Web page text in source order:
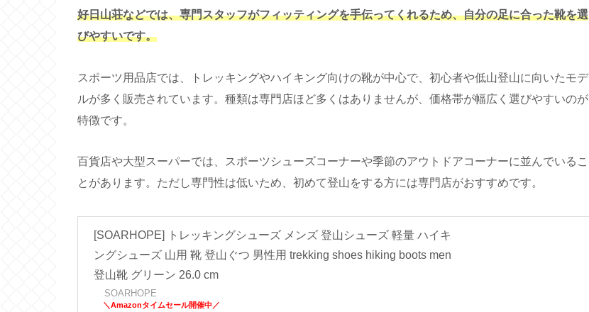
好日山荘などでは、専門スタッフがフィッティングを手伝ってくれるため、自分の足に合った靴を選
びやすいです。
スポーツ用品店では、トレッキングやハイキング向けの靴が中心で、初心者や低山登山に向いたモデ
ルが多く販売されています。種類は専門店ほど多くはありませんが、価格帯が幅広く選びやすいのが
特徴です。
百貨店や大型スーパーでは、スポーツシューズコーナーや季節のアウトドアコーナーに並んでいるこ
とがあります。ただし専門性は低いため、初めて登山をする方には専門店がおすすめです。
[SOARHOPE] トレッキングシューズ メンズ 登山シューズ 軽量 ハイキ
ングシューズ 山用 靴 登山ぐつ 男性用 trekking shoes hiking boots men
登山靴 グリーン 26.0 cm
SOARHOPE